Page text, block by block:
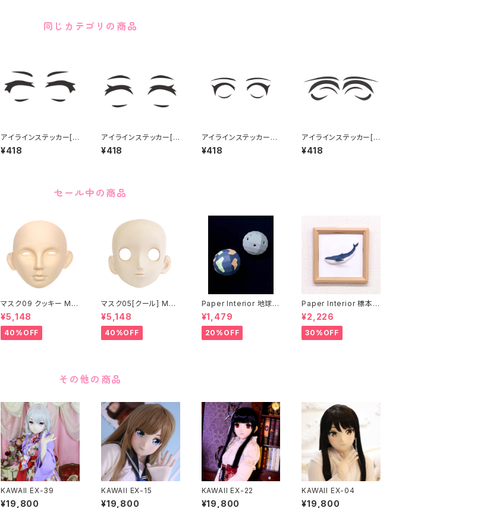
同じカテゴリの商品
アイラインステッカー[ス
マート] Eye line stick
er SMART
¥418
アイラインステッカー[ス
ウィート] Eye line sti
cker SWEET
¥418
アイラインステッカー
[ポップ] Eye line stic
ker POP
¥418
アイラインステッカー[ラ
ウンド小] Eye line sti
cker ROUND small
¥418
セール中の商品
マスク09 クッキー MA
SK09 “COOKIE”
¥5,148
40%OFF
マスク05[クール] MAS
K05[COOL]
¥5,148
40%OFF
Paper Interior 地球と
月 earth and moon
¥1,479
20%OFF
Paper Interior 標本
クジラ specimen wh
ale
¥2,226
30%OFF
その他の商品
KAWAII EX-39
¥19,800
KAWAII EX-15
¥19,800
KAWAII EX-22
¥19,800
KAWAII EX-04
¥19,800